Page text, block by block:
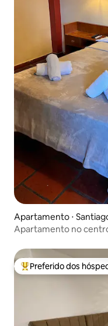
Apartamento ⋅
Apartamento no
Entre os melhores
Preferido dos